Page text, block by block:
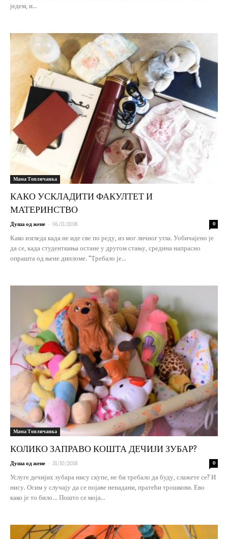
једем, и...
Мама Топличанка
КАКО УСКЛАДИТИ ФАКУЛТЕТ И
МАТЕРИНСТВО
Душа од жене - 06/11/2018 0
Како изгледа када не иде све по реду, из мог личног угла. Уобичајено је
да се, када студенткиња остане у другом стању, средина напрасно
опрашта од њене дипломе. “Требало је...
Мама Топличанка
КОЛИКО ЗАПРАВО КОШТА ДЕЧИЈИ ЗУБАР?
Душа од жене - 31/10/2018 0
Услуге дечијих зубара нису скупе, не би требало да буду, слажете се? И
нису. Осим у случају да се појаве ненадани, пратећи трошкови. Ево
како је то било… Пошто се моја...